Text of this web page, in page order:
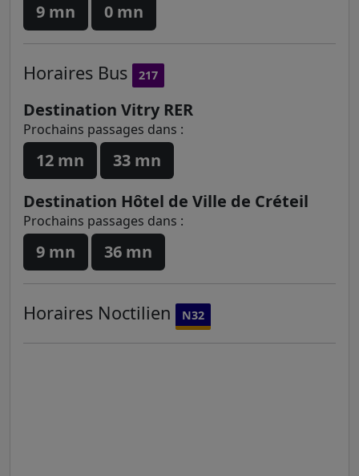
9 mn 0 mn
Horaires Bus 217
Destination Vitry RER
Prochains passages dans :
12 mn
33 mn
Destination Hôtel de Ville de Créteil
Prochains passages dans :
9 mn 36 mn
Horaires Noctilien N32